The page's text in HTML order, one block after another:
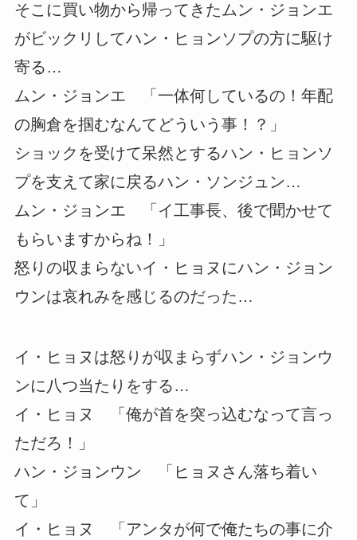
そこに買い物から帰ってきたムン・ジョンエ
がビックリしてハン・ヒョンソプの方に駆け
寄る…
ムン・ジョンエ 「一体何しているの！年配
の胸倉を掴むなんてどういう事！？」
ショックを受けて呆然とするハン・ヒョンソ
プを支えて家に戻るハン・ソンジュン…
ムン・ジョンエ 「イ工事長、後で聞かせて
もらいますからね！」
怒りの収まらないイ・ヒョヌにハン・ジョン
ウンは哀れみを感じるのだった…
イ・ヒョヌは怒りが収まらずハン・ジョンウ
ンに八つ当たりをする…
イ・ヒョヌ 「俺が首を突っ込むなって言っ
ただろ！」
ハン・ジョンウン 「ヒョヌさん落ち着い
て」
イ・ヒョヌ 「アンタが何で俺たちの事に介